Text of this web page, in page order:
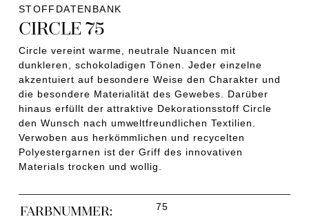
STOFFDATENBANK
CIRCLE 75
Circle vereint warme, neutrale Nuancen mit
dunkleren, schokoladigen Tönen. Jeder einzelne
akzentuiert auf besondere Weise den Charakter und
die besondere Materialität des Gewebes. Darüber
hinaus erfüllt der attraktive Dekorationsstoff Circle
den Wunsch nach umweltfreundlichen Textilien.
Verwoben aus herkömmlichen und recycelten
Polyestergarnen ist der Griff des innovativen
Materials trocken und wollig.
FARBNUMMER: 75